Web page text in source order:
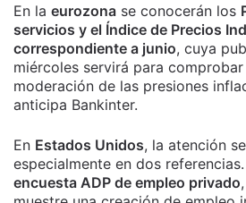
En la eurozona se conocerán los
servicios y el Índice de Precios
correspondiente a junio, cuya
miércoles servirá para
moderación de las presiones
anticipa Bankinter.
En Estados Unidos, la atención
especialmente en dos
encuesta ADP de empleo privado